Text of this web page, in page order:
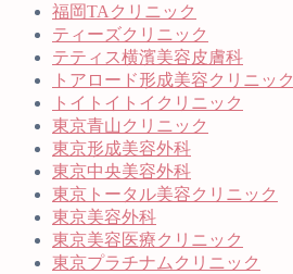
福岡TAクリニック
ティーズクリニック
テティス横濱美容皮膚科
トアロード形成美容クリニック
トイトイトイクリニック
東京青山クリニック
東京形成美容外科
東京中央美容外科
東京トータル美容クリニック
東京美容外科
東京美容医療クリニック
東京プラチナムクリニック